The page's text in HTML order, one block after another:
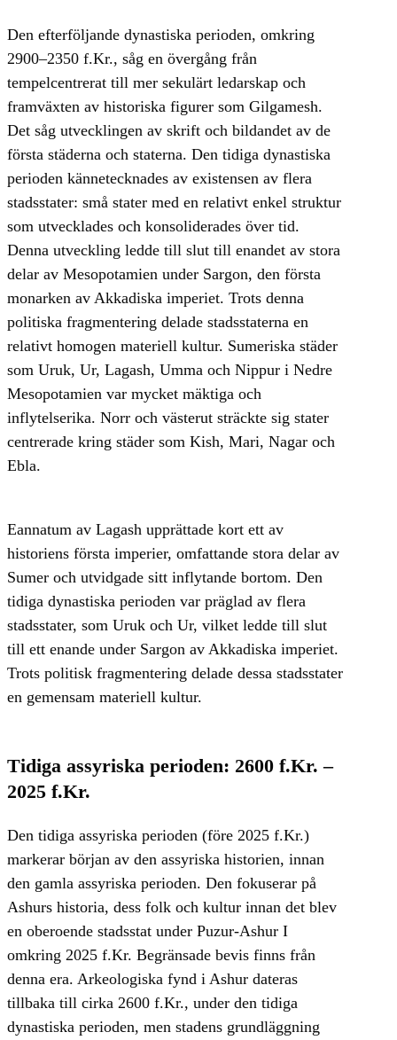
Den efterföljande dynastiska perioden, omkring
2900–2350 f.Kr., såg en övergång från
tempelcentrerat till mer sekulärt ledarskap och
framväxten av historiska figurer som Gilgamesh.
Det såg utvecklingen av skrift och bildandet av de
första städerna och staterna. Den tidiga dynastiska
perioden kännetecknades av existensen av flera
stadsstater: små stater med en relativt enkel struktur
som utvecklades och konsoliderades över tid.
Denna utveckling ledde till slut till enandet av stora
delar av Mesopotamien under Sargon, den första
monarken av Akkadiska imperiet. Trots denna
politiska fragmentering delade stadsstaterna en
relativt homogen materiell kultur. Sumeriska städer
som Uruk, Ur, Lagash, Umma och Nippur i Nedre
Mesopotamien var mycket mäktiga och
inflytelserika. Norr och västerut sträckte sig stater
centrerade kring städer som Kish, Mari, Nagar och
Ebla.
Eannatum av Lagash upprättade kort ett av
historiens första imperier, omfattande stora delar av
Sumer och utvidgade sitt inflytande bortom. Den
tidiga dynastiska perioden var präglad av flera
stadsstater, som Uruk och Ur, vilket ledde till slut
till ett enande under Sargon av Akkadiska imperiet.
Trots politisk fragmentering delade dessa stadsstater
en gemensam materiell kultur.
Tidiga assyriska perioden: 2600 f.Kr. –
2025 f.Kr.
Den tidiga assyriska perioden (före 2025 f.Kr.)
markerar början av den assyriska historien, innan
den gamla assyriska perioden. Den fokuserar på
Ashurs historia, dess folk och kultur innan det blev
en oberoende stadsstat under Puzur-Ashur I
omkring 2025 f.Kr. Begränsade bevis finns från
denna era. Arkeologiska fynd i Ashur dateras
tillbaka till cirka 2600 f.Kr., under den tidiga
dynastiska perioden, men stadens grundläggning